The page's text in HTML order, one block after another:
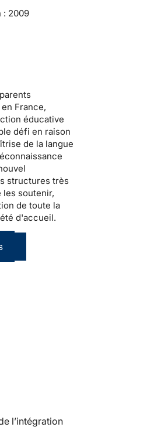
: 2009
parents
France,
éducative
défi en raison
de la langue
structures très
soutenir,
de toute la
d'accueil.
l’intégration